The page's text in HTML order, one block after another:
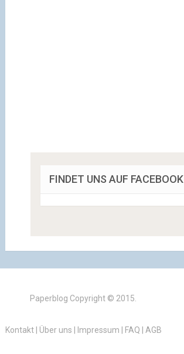
FINDET UNS AUF FACEBOOK
Paperblog Copyright © 2015.
Kontakt| Über uns Impressum FAQ AGB